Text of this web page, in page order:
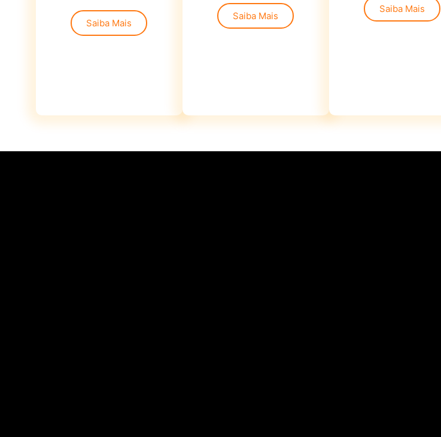
Saiba Mais
Saiba Mais
Saiba Mais